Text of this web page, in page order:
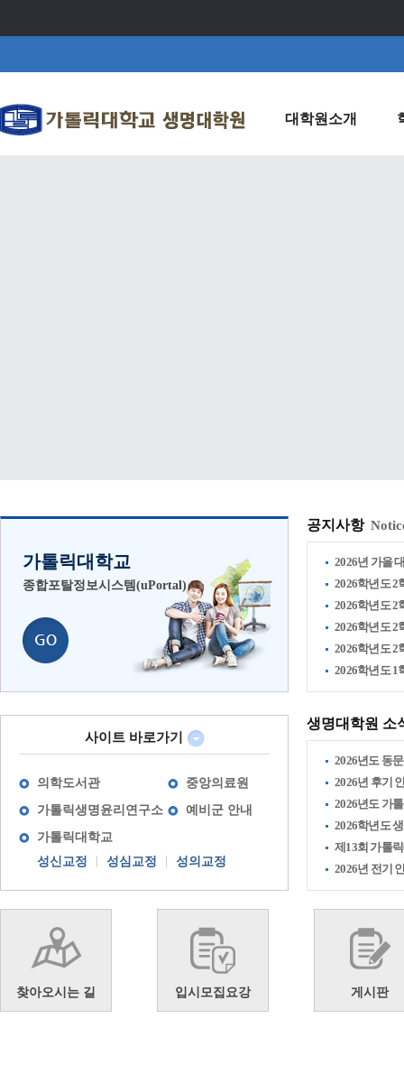
대학원소개
가톨릭대학교
종합포탈정보시스템(uPortal)
공지사항
2026년 가을
2026학년도 2
2026학년도 2
2026학년도 2
2026학년도 2
2026학년도 1
사이트 바로가기
의학도서관
중앙의료원
가톨릭생명윤리연구소
예비군 안내
가톨릭대학교
성신교정
성심교정 성의교정
생명대학원 소
2026년도 동
2026년 후기
2026년도 가
2026학년도
제13회 가톨
2026년 전기
찾아오시는 길 입시모집요강 게시판